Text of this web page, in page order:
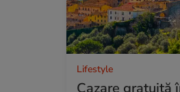
Lifestyle
Cazare gratuită